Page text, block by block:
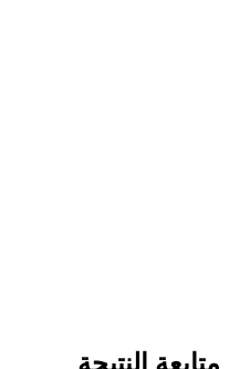
متابعة النتيجة